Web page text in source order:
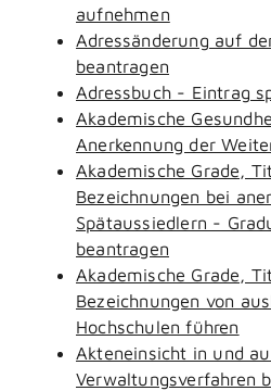
aufnehmen
Adressänderung auf
beantragen
Adressbuch - Eintrag
Akademische
Anerkennung der
Akademische Grade,
Bezeichnungen bei
Spätaussiedlern -
beantragen
Akademische Grade,
Bezeichnungen von
Hochschulen führen
Akteneinsicht in und
Verwaltungsverfahren